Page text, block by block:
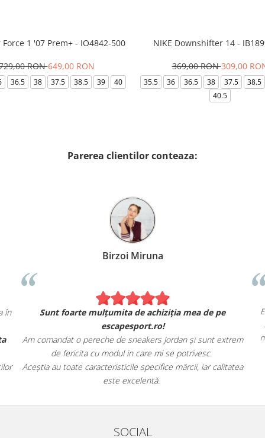
Force 1 '07 Prem+ - IO4842-500
RON649,00 RON
36.5 38 37.5 38.5 39 40
NIKE Downshifter 14 -
369,00 RON309,00
35.5 36 36.5 38 37.5
38.5
40.5
Parerea clientilor conteaza:
Alexandru Petcu
2 hanorace Nike. Se simt și arată exact ca în
magazinul fizic.
de asemenea, livrarea rapidă și oferta
magazinului.
cu încredere escapesport.ro tuturor pasionaților
de încălțăminte sport!
Sunt
Am comandat o
Aceștia au
SOCIAL